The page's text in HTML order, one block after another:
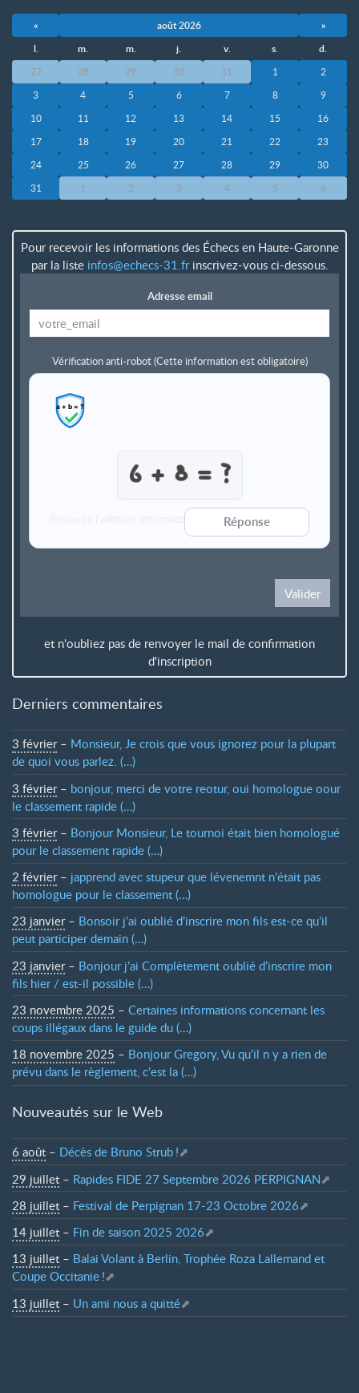
« août 2026
»
l.
m. m. j. v. s. d.
27 28 29 30 31 1
2
3
4 5 6 7 8
9
10
11 12 13 14 15
16
17
18 19 20 21 22
23
24
25 26 27 28 29
30
31
1 2 3 4 5 6
Pour recevoir les informations des Échecs en Haute-Garonne
par la liste infos@echecs-31.frinscrivez-vous ci-dessous.
Adresse email
Vérification anti-robot(Cette information est obligatoire)
Valider
et n'oubliez pas de renvoyer le mail de confirmation
d'inscription
Derniers commentaires
3 février– Monsieur, Je crois que vous ignorez pour la plupart
de quoi vous parlez. (…)
3 février– bonjour, merci de votre reotur, oui homologue oour
le classement rapide (…)
3 février– Bonjour Monsieur, Le tournoi était bien homologué
pour le classement rapide (…)
2 février– japprend avec stupeur que lévenemnt n’était pas
homologue pour le classement (…)
23 janvier– Bonsoir j’ai oublié d’inscrire mon fils est-ce qu’il
peut participer demain (…)
23 janvier– Bonjour j’ai Complètement oublié d’inscrire mon
fils hier / est-il possible (…)
23 novembre 2025 – Certaines informations concernant les
coups illégaux dans le guide du (…)
18 novembre 2025 – Bonjour Gregory, Vu qu’il n y a rien de
prévu dans le règlement, c’est la (…)
Nouveautés sur le Web
6 août – Décès de Bruno Strub !
29 juillet – Rapides FIDE 27 Septembre 2026 PERPIGNAN
28 juillet – Festival de Perpignan 17-23 Octobre 2026
14 juillet – Fin de saison 2025 2026
13 juillet – Balai Volant à Berlin, Trophée Roza Lallemand et
Coupe Occitanie !
13 juillet – Un ami nous a quitté